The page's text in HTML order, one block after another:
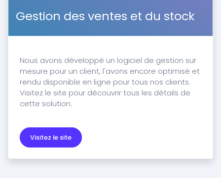
Gestion des ventes et du stock
Nous avons développé un logiciel de gestion sur
mesure pour un client, l'avons encore optimisé et
rendu disponible en ligne pour tous nos clients.
Visitez le site pour découvrir tous les détails de
cette solution.
Visitez le site